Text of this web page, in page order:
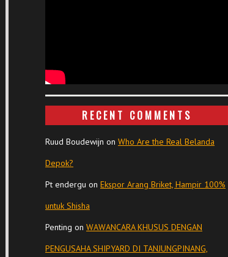
RECENT COMMENTS
Ruud Boudewijn on Who Are the Real Belanda
Depok?
Pt endergu on Ekspor Arang Briket, Hampir 100%
untuk Shisha
Penting on WAWANCARA KHUSUS DENGAN
PENGUSAHA SHIPYARD DI TANJUNGPINANG,